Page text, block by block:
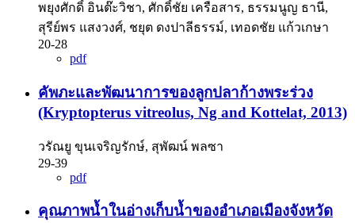
พยุงศักดิ์ อินต๊ะวิชา, ศักดิ์ชัย เครือสาร, ธรรมนูญ ธานี,
สุรีย์พร แสงวงศ์, ชยุต ดงปาลีธรรม์, เทอดชัย แก้วเกษา
20-28
pdf
คัพภะและพัฒนาการของลูกปลาก้างพระร่วง
(Kryptopterus vitreolus, Ng and Kottelat, 2013)
วรัณยู ขุนเจริญรักษ์, สุพัฒน์ พลซา
29-39
pdf
คุณภาพน้ำในอ่างเก็บน้ำของอำเภอเมืองจังหวัด